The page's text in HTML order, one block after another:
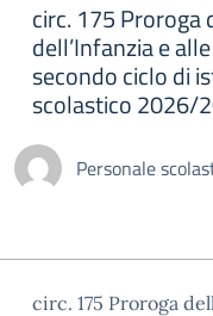
circ. 175 Proroga
dell’Infanzia e
secondo ciclo di
scolastico 2026/
Personale
circ. 175 Proroga